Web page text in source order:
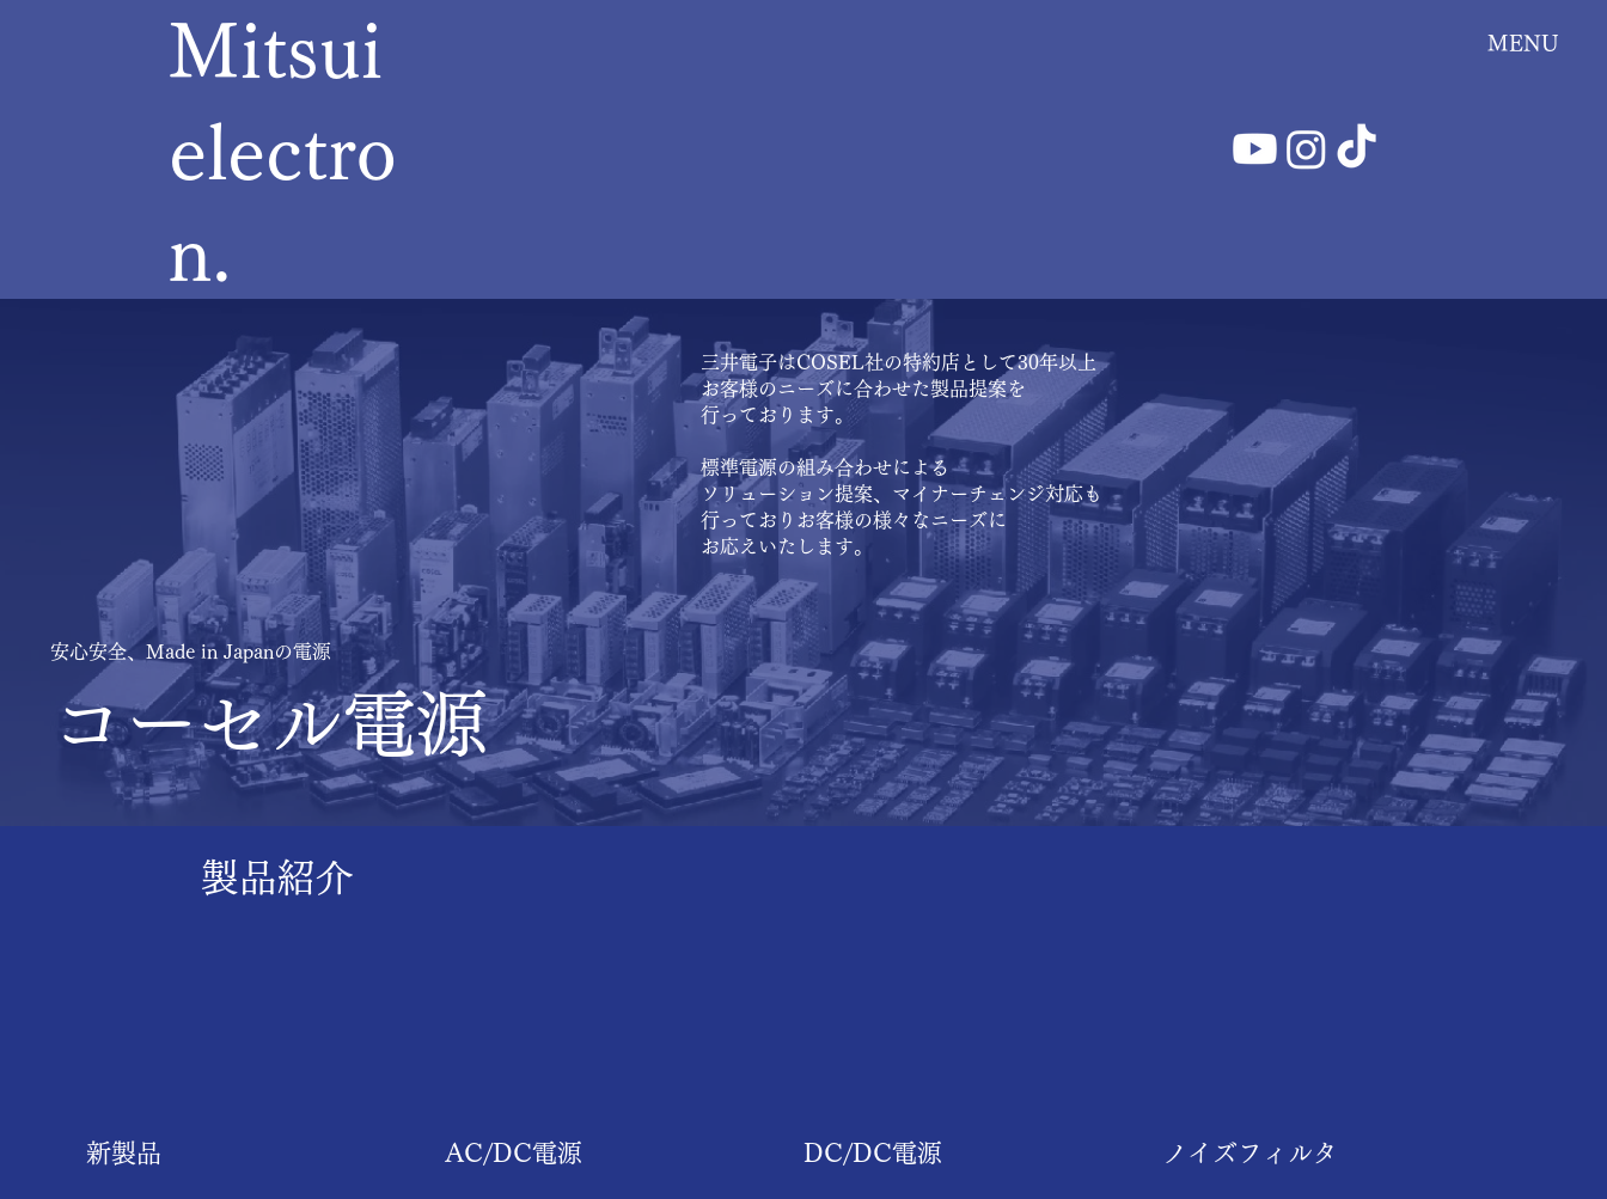
​Mitsui
electro
n.
MENU
安心安全、Made in Japanの電源
コーセル電源
​三井電子はCOSEL社の特約店として30年以上
お客様のニーズに合わせた製品提案を
行っております。
​標準電源の組み合わせによる
ソリューション提案、マイナーチェンジ対応も
行っておりお客様の様々なニーズに
お応えいたします。
製品紹介
新製品 ​AC/DC電源 DC/DC電源 ノイズフィルタ